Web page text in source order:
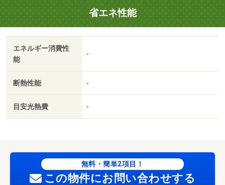
省エネ性能
エネルギー消費性
能
-
断熱性能 -
目安光熱費 -
無料・簡単2項目！
この物件にお問い合わせする